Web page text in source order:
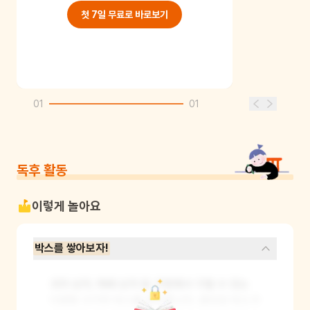
첫 7일 무료로 바로보기
01 01
독후 활동
이렇게 놀아요
박스를 쌓아보자!
과자 상자, 택배 상자 등 가정에서 구할 수 있는
다양한 크기의 박스를 준비합니다. 준비된 박스가